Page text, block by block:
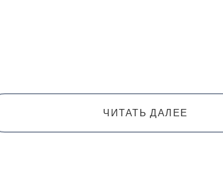
ЧИТАТЬ ДАЛЕЕ